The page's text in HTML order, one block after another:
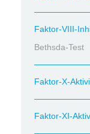
Faktor-VIII-
Bethsda-Test
Faktor-X-
Faktor-XI-